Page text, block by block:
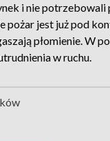
i nie potrzebowali
pożar jest już pod
płomienie. W
w ruchu.